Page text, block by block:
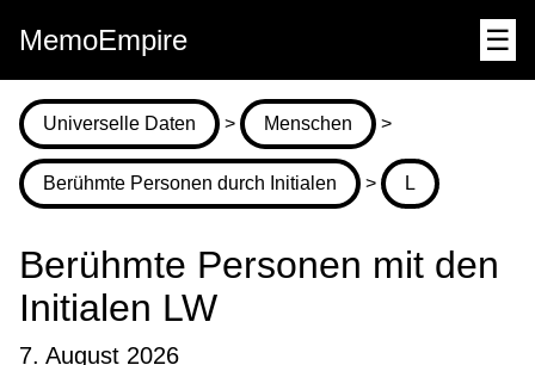
MemoEmpire ☰
Universelle Daten > Menschen >
Berühmte Personen durch Initialen > L
Berühmte Personen mit den
Initialen LW
7. August 2026